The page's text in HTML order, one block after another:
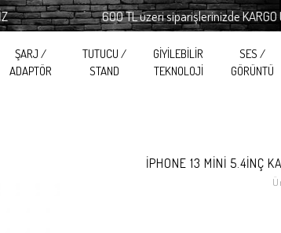
600 TL üzeri siparişlerinizde KARGO
ŞARJ /
ADAPTÖR
TUTUCU /
STAND
GİYİLEBİLİR
TEKNOLOJİ
SES /
GÖRÜNTÜ
İPHONE 13 MİNİ 5.4İNÇ